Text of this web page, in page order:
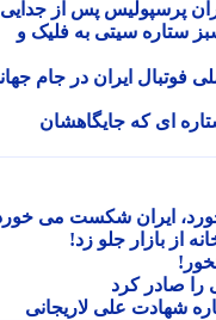
پرسپولیس پس از جدایی
سیتی به فلیک و
ایران در جام جهانی
رئال را چید؛ 6 ستاره ای که جایگاهشان
ایران شکست می خورد
بازار جلو زد!
صادر کرد
علی لاریجانی